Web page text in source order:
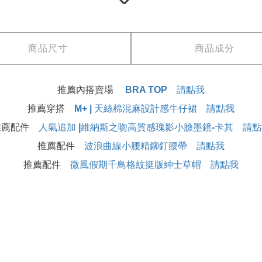
商品尺寸 商品成分
推薦內搭賣場
BRA TOP 請點我
推薦穿搭
M+ | 天絲棉混麻設計感牛仔裙 請點我
薦配件
人氣追加 |維納斯之吻高質感瑰影小臉墨鏡-卡其 請
推薦配件 波浪曲線小腰精鉚釘腰帶 請點我
推薦配件 微風假期千鳥格紋挺版紳士草帽 請點我